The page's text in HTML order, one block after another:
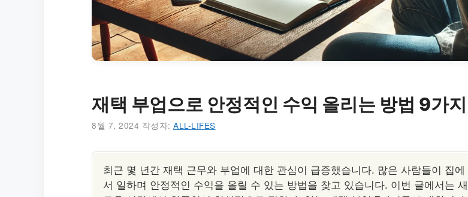
재택 부업으로 안정적인 수익 올리는 방법 9가지
8월 7, 2024 작성자: ALL-LIFES
최근 몇 년간 재택 근무와 부업에 대한 관심이 급증했습니다. 많은 사람들이 집에
서 일하며 안정적인 수익을 올릴 수 있는 방법을 찾고 있습니다. 이번 글에서는 새